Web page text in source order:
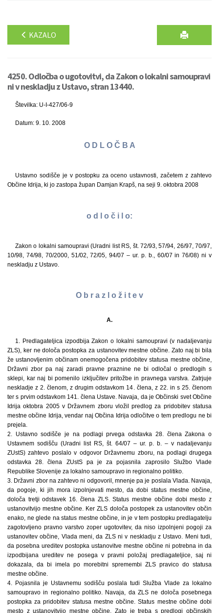
KAZALO
4250. Odločba o ugotovitvi, da Zakon o lokalni samoupravi
ni v neskladju z Ustavo, stran 13440.
Številka: U-I-427/06-9
Datum: 9. 10. 2008
O D L O Č B A
Ustavno sodišče je v postopku za oceno ustavnosti, začetem z zahtevo
Občine Idrija, ki jo zastopa župan Damjan Krapš, na seji 9. oktobra 2008
o d l o č i l o:
Zakon o lokalni samoupravi (Uradni list RS, št. 72/93, 57/94, 26/97, 70/97,
10/98, 74/98, 70/2000, 51/02, 72/05, 94/07 – ur. p. b., 60/07 in 76/08) ni v
neskladju z Ustavo.
O b r a z l o ž i t e v
A.
1. Predlagateljica izpodbija Zakon o lokalni samoupravi (v nadaljevanju
ZLS), ker ne določa postopka za ustanovitev mestne občine. Zato naj bi bila
že ustanovljenim občinam onemogočena pridobitev statusa mestne občine,
Državni zbor pa naj zaradi pravne praznine ne bi odločal o predlogih s
sklepi, kar naj bi pomenilo izključitev pritožbe in pravnega varstva. Zatrjuje
neskladje z 2. členom, z drugim odstavkom 14. člena, z 22. in s 25. členom
ter s prvim odstavkom 141. člena Ustave. Navaja, da je Občinski svet Občine
Idrija oktobra 2005 v Državnem zboru vložil predlog za pridobitev statusa
mestne občine Idrija, vendar naj Občina Idrija odločitve o tem predlogu ne bi
prejela.
2. Ustavno sodišče je na podlagi prvega odstavka 28. člena Zakona o
Ustavnem sodišču (Uradni list RS, št. 64/07 – ur. p. b. – v nadaljevanju
ZUstS) zahtevo poslalo v odgovor Državnemu zboru, na podlagi drugega
odstavka 28. člena ZUstS pa je za pojasnila zaprosilo Službo Vlade
Republike Slovenije za lokalno samoupravo in regionalno politiko.
3. Državni zbor na zahtevo ni odgovoril, mnenje pa je poslala Vlada. Navaja,
da pogoje, ki jih mora izpolnjevati mesto, da dobi status mestne občine,
določa tretji odstavek 16. člena ZLS. Status mestne občine dobi mesto z
ustanovitvijo mestne občine. Ker ZLS določa postopek za ustanovitev občin
enako, ne glede na status mestne občine, in je v tem postopku predlagatelju
zagotovljeno pravno varstvo zoper ugotovitev, da niso izpolnjeni pogoji za
ustanovitev občine, Vlada meni, da ZLS ni v neskladju z Ustavo. Meni tudi,
da posebna ureditev postopka ustanovitve mestne občine ni potrebna in da
izpodbijana ureditev ne posega v pravni položaj predlagateljice, saj ni
dokazala, da bi imela po morebitni spremembi ZLS pravico do statusa
mestne občine.
4. Pojasnila je Ustavnemu sodišču poslala tudi Služba Vlade za lokalno
samoupravo in regionalno politiko. Navaja, da ZLS ne določa posebnega
postopka za pridobitev statusa mestne občine. Status mestne občine dobi
mesto z ustanovitvijo mestne občine. Zato je treba s predlogi občinskih